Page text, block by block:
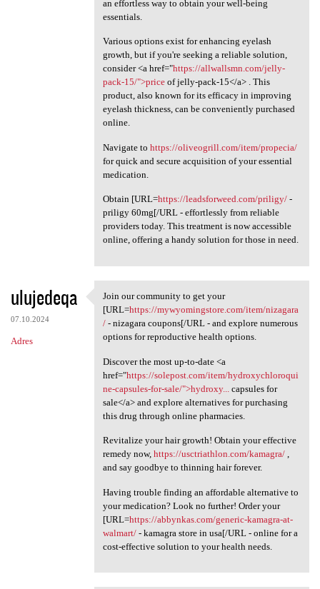
an effortless way to obtain your well-being
essentials.
Various options exist for enhancing eyelash
growth, but if you're seeking a reliable solution,
consider <a href="https://allwallsmn.com/jelly-
pack-15/">priceof jelly-pack-15</a> . This
product, also known for its efficacy in improving
eyelash thickness, can be conveniently purchased
online.
Navigate to https://oliveogrill.com/item/propecia/
for quick and secure acquisition of your essential
medication.
Obtain [URL=https://leadsforweed.com/priligy/-
priligy 60mg[/URL - effortlessly from reliable
providers today. This treatment is now accessible
online, offering a handy solution for those in need.
ulujedeqa
07.10.2024
Adres
Join our community to get
Join our community to get your
[URL=https://mywyomingstore.com/item/nizagara
/- nizagara coupons[/URL - and explore numerous
options for reproductive health options.
Discover the most up-to-date <a
href="https://solepost.com/item/hydroxychloroqui
ne-capsules-for-sale/">hydroxy...
capsules for
sale</a> and explore alternatives for purchasing
this drug through online pharmacies.
Revitalize your hair growth! Obtain your effective
remedy now, https://usctriathlon.com/kamagra/,
and say goodbye to thinning hair forever.
Having trouble finding an affordable alternative to
your medication? Look no further! Order your
[URL=https://abbynkas.com/generic-kamagra-at-
walmart/- kamagra store in usa[/URL - online for a
cost-effective solution to your health needs.